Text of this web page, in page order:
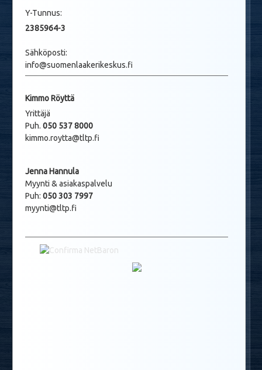
Y-Tunnus:
2385964-3
Sähköposti:
info@suomenlaakerikeskus.fi
Kimmo Röyttä
Yrittäjä
Puh. 050 537 8000
kimmo.roytta@tltp.fi
Jenna Hannula
Myynti & asiakaspalvelu
Puh: 050 303 7997
myynti@tltp.fi